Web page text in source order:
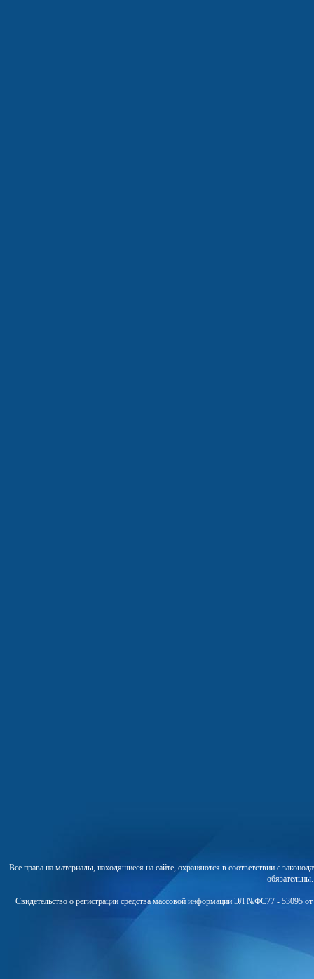
Все права на материалы, находящиеся на сайте, охраняются в соответствии с
Свидетельство о регистрации средства массовой информации ЭЛ №ФС77 - 53095